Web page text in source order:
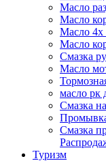
Масло
Масло
Масло 4х
Масло
Смазка
Масло
масло рк
Смазка
Смазка
Туризм